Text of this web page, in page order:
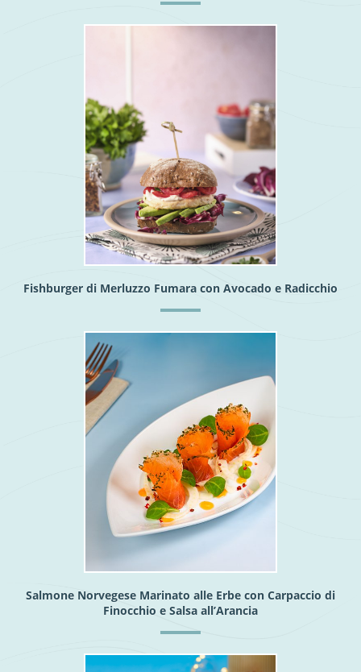
Fishburger di Merluzzo Fumara con Avocado e Radicchio
Salmone Norvegese Marinato alle Erbe con Carpaccio di
Finocchio e Salsa all’Arancia